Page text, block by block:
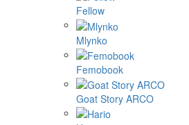
Fellow
Mlynko
Femobook
Goat Story ARCO